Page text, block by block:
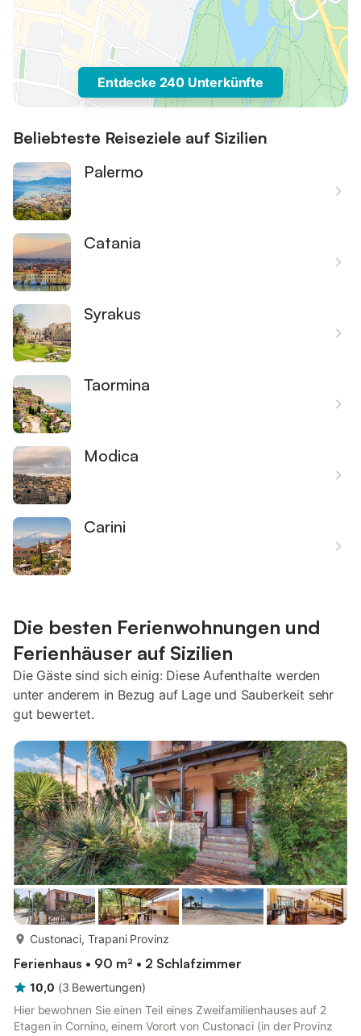
Entdecke 240 Unterkünfte
Beliebteste Reiseziele auf Sizilien
Palermo
Catania
Syrakus
Taormina
Modica
Carini
Die besten Ferienwohnungen und
Ferienhäuser auf Sizilien
Die Gäste sind sich einig: Diese Aufenthalte werden
unter anderem in Bezug auf Lage und Sauberkeit sehr
gut bewertet.
Custonaci, Trapani Provinz
Ferienhaus • 90 m² • 2 Schlafzimmer
10,0 (3 Bewertungen)
Hier bewohnen Sie einen Teil eines Zweifamilienhauses auf 2
Etagen in Cornino, einem Vorort von Custonaci (in der Provinz